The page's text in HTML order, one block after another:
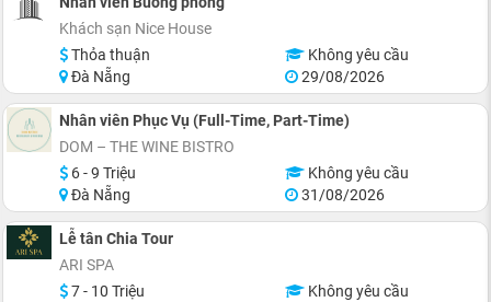
Khách sạn Nice House
Thỏa thuận
Không yêu cầu
Đà Nẵng
29/08/2026
Nhân viên Phục Vụ (Full-Time, Part-Time)
DOM – THE WINE BISTRO
6 - 9 Triệu
Không yêu cầu
Đà Nẵng
31/08/2026
Lễ tân Chia Tour
ARI SPA
7 - 10 Triệu
Không yêu cầu